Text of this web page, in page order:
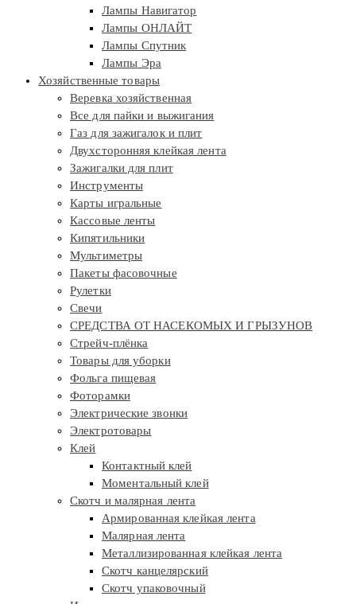
Лампы Навигатор
Лампы ОНЛАЙТ
Лампы Спутник
Лампы Эра
Хозяйственные товары
Веревка хозяйственная
Все для пайки и выжигания
Газ для зажигалок и плит
Двухсторонняя клейкая лента
Зажигалки для плит
Инструменты
Карты игральные
Кассовые ленты
Кипятильники
Мультиметры
Пакеты фасовочные
Рулетки
Свечи
СРЕДСТВА ОТ НАСЕКОМЫХ И ГРЫЗУНОВ
Стрейч-плёнка
Товары для уборки
Фольга пищевая
Фоторамки
Электрические звонки
Электротовары
Клей
Контактный клей
Моментальный клей
Скотч и малярная лента
Армированная клейкая лента
Малярная лента
Металлизированная клейкая лента
Скотч канцелярский
Скотч упаковочный